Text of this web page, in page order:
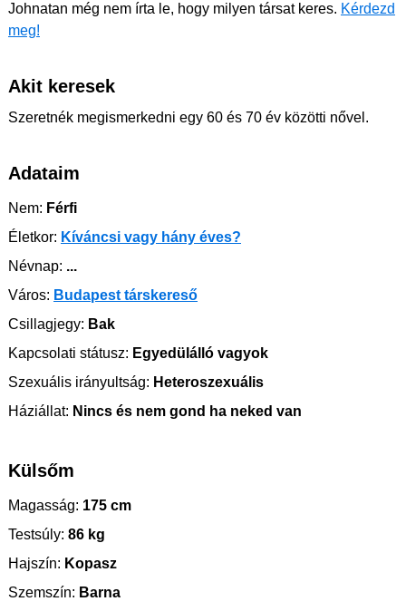
Johnatan még nem írta le, hogy milyen társat keres. Kérdezd
meg!
Akit keresek
Szeretnék megismerkedni egy 60 és 70 év közötti nővel.
Adataim
Nem: Férfi
Életkor: Kíváncsi vagy hány éves?
Névnap: ...
Város: Budapest társkereső
Csillagjegy: Bak
Kapcsolati státusz: Egyedülálló vagyok
Szexuális irányultság: Heteroszexuális
Háziállat: Nincs és nem gond ha neked van
Külsőm
Magasság: 175 cm
Testsúly: 86 kg
Hajszín: Kopasz
Szemszín: Barna